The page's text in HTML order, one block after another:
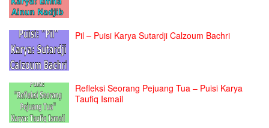
Pil – Puisi Karya Sutardji Calzoum Bachri
Refleksi Seorang Pejuang Tua – Puisi Karya
Taufiq Ismail